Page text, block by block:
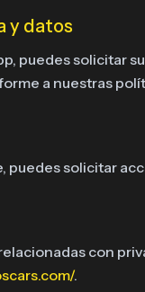
y datos
puedes solicitar
a nuestras
puedes solicitar
con
.